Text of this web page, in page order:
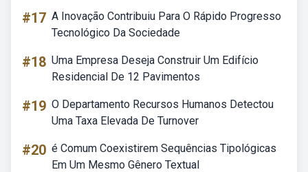
#17 A Inovação Contribuiu Para O Rápido Progresso
Tecnológico Da Sociedade
#18 Uma Empresa Deseja Construir Um Edifício
Residencial De 12 Pavimentos
#19 O Departamento Recursos Humanos Detectou
Uma Taxa Elevada De Turnover
#20 é Comum Coexistirem Sequências Tipológicas
Em Um Mesmo Gênero Textual